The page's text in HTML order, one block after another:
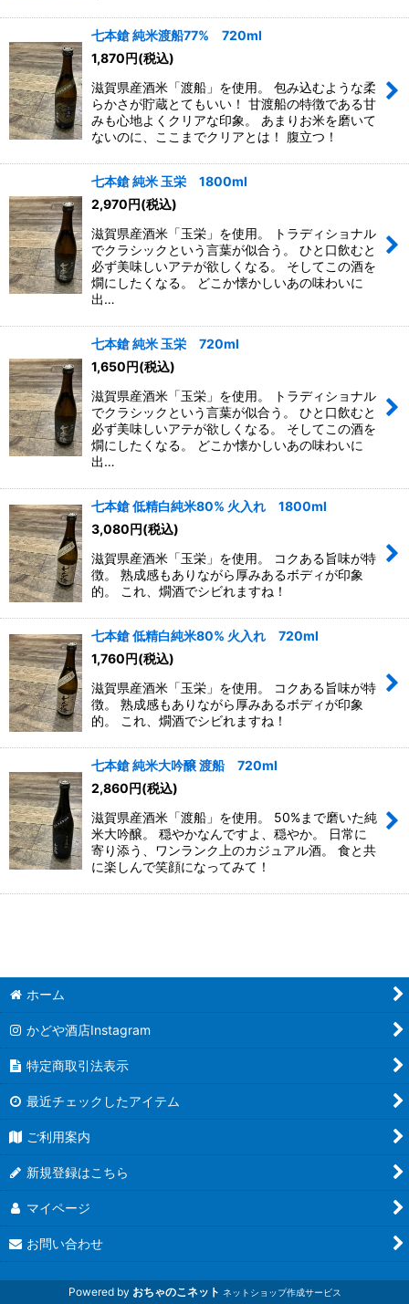
七本鎗 純米渡船77% 720ml
1,870円(税込)
滋賀県産酒米「渡船」を使用。 包み込むような柔
らかさが貯蔵とてもいい！ 甘渡船の特徴である甘
みも心地よくクリアな印象。 あまりお米を磨いて
ないのに、ここまでクリアとは！ 腹立つ！
七本鎗 純米 玉栄 1800ml
2,970円(税込)
滋賀県産酒米「玉栄」を使用。 トラディショナル
でクラシックという言葉が似合う。 ひと口飲むと
必ず美味しいアテが欲しくなる。 そしてこの酒を
燗にしたくなる。 どこか懐かしいあの味わいに
出…
七本鎗 純米 玉栄 720ml
1,650円(税込)
滋賀県産酒米「玉栄」を使用。 トラディショナル
でクラシックという言葉が似合う。 ひと口飲むと
必ず美味しいアテが欲しくなる。 そしてこの酒を
燗にしたくなる。 どこか懐かしいあの味わいに
出…
七本鎗 低精白純米80% 火入れ 1800ml
3,080円(税込)
滋賀県産酒米「玉栄」を使用。 コクある旨味が特
徴。 熟成感もありながら厚みあるボディが印象
的。 これ、燗酒でシビれますね！
七本鎗 低精白純米80% 火入れ 720ml
1,760円(税込)
滋賀県産酒米「玉栄」を使用。 コクある旨味が特
徴。 熟成感もありながら厚みあるボディが印象
的。 これ、燗酒でシビれますね！
七本鎗 純米大吟醸 渡船 720ml
2,860円(税込)
滋賀県産酒米「渡船」を使用。 50%まで磨いた純
米大吟醸。 穏やかなんですよ、穏やか。 日常に
寄り添う、ワンランク上のカジュアル酒。 食と共
に楽しんで笑顔になってみて！
ホーム
かどや酒店Instagram
特定商取引法表示
最近チェックしたアイテム
ご利用案内
新規登録はこちら
マイページ
お問い合わせ
Powered by おちゃのこネット ネットショップ作成サービス